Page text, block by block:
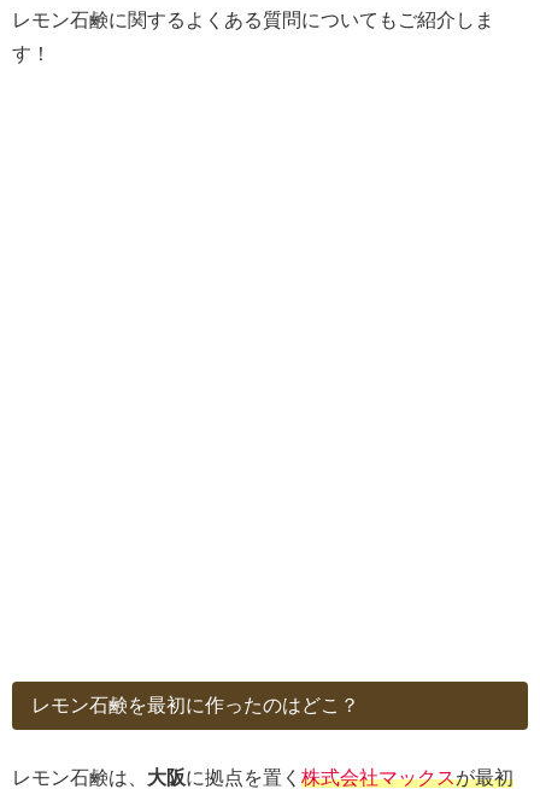
レモン石鹸に関するよくある質問についてもご紹介しま
す！
レモン石鹸を最初に作ったのはどこ？
レモン石鹸は、 大阪に拠点を置く 株式会社マックスが最初